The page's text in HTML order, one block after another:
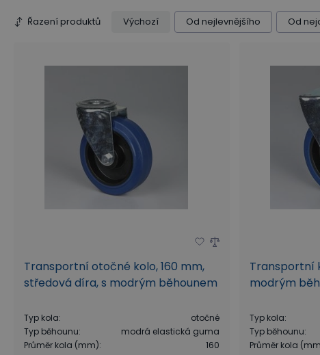
Řazení produktů Výchozí Od nejlevnějšího Od
Transportní otočné kolo, 160 mm,
středová díra, s modrým běhounem
Typ kola:
otočné
Typ běhounu:
modrá elastická guma
Průměr kola (mm): 160
Transportní
modrým
Typ kola:
Typ běhounu:
Průměr kola